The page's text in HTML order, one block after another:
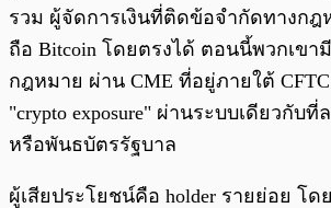
รวม ผู้จัดการเงินที่ติดข้อจำกัดทางกฎ
ถือ Bitcoin โดยตรงได้ ตอนนี้พวกเขา
กฎหมาย ผ่าน CME ที่อยู่ภายใต้
"crypto exposure" ผ่านระบบเดียวกับที่
หรือพันธบัตรรัฐบาล
ผู้เสียประโยชน์คือ holder รายย่อย โ